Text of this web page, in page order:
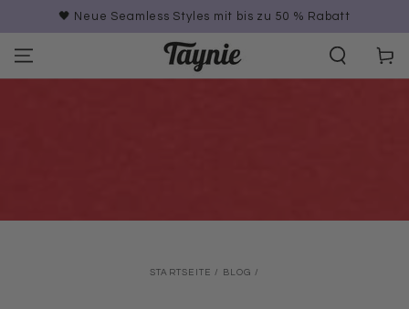
ZUM INHALT
SPRINGEN
🖤 Neue Seamless Styles mit bis zu 50 % Rabatt
STARTSEITE / BLOG /